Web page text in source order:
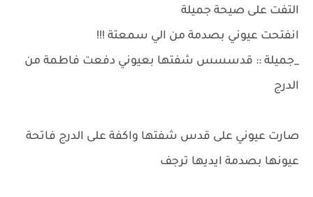
التفت على صيحة جميلة
انفتحت عيوني بصدمة من الي سمعتة !!!
_جميلة :: قدسسس شفتها بعيوني دفعت فاطمة من
الدرج
صارت عيوني على قدس شفتها واكفة على الدرج فاتحة
عيونها بصدمة ايديها ترجف